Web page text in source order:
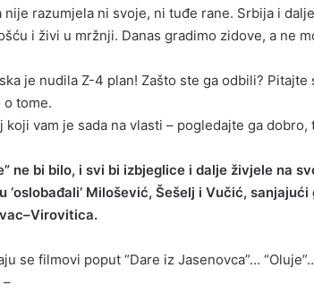
nije razumjela ni svoje, ni tuđe rane. Srbija i
i živi u mržnji. Danas gradimo zidove, a ne
je nudila Z-4 plan! Zašto ste ga odbili?
o tome.
koji vam je sada na vlasti – pogledajte ga dobro,
ne bi bilo, i svi bi izbjeglice i dalje živjele na
‘oslobađali’ Milošević, Šešelj i Vučić,
se filmovi poput “Dare iz Jasenovca”…
–